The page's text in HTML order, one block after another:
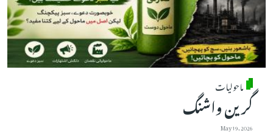
ماحولیات
گرین واشنگ
May 19, 2026